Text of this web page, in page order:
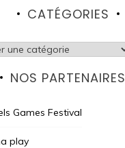
CATÉGORIES
NOS PARTENAIRES
Games Festival
play